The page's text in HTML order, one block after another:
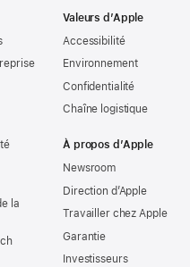
la
Valeurs d’Apple
Accessibilité
Environnement
Confidentialité
Chaîne logistique
À propos d’Apple
Newsroom
Direction d’Apple
Travailler chez Apple
Garantie
Investisseurs